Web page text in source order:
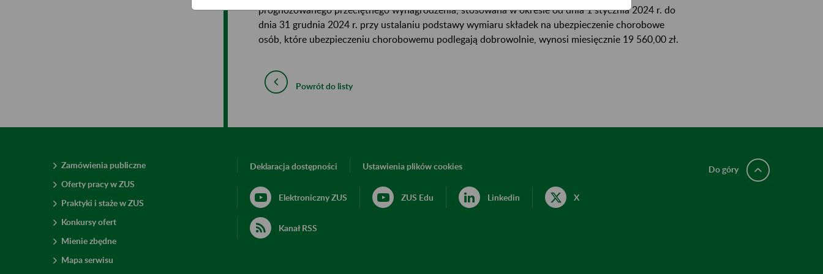
prognozowanego przeciętnego wynagrodzenia, stosowana w okresie od dnia 1 stycznia 2024 r. do
dnia 31 grudnia 2024 r. przy ustalaniu podstawy wymiaru składek na ubezpieczenie chorobowe
osób, które ubezpieczeniu chorobowemu podlegają dobrowolnie, wynosi miesięcznie 19 560,00 zł.
Powrót do listy
Zamówienia publiczne
Oferty pracy w ZUS
Praktyki i staże w ZUS
Konkursy ofert
Mienie zbędne
Mapa serwisu
Deklaracja dostępności Ustawienia plików cookies
Elektroniczny ZUS ZUS Edu Linkedin X
Kanał RSS
Do góry